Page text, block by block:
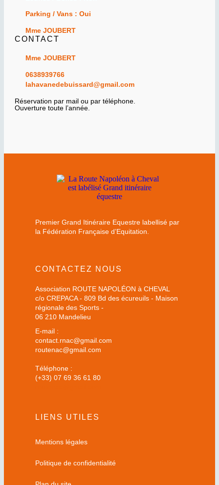
Parking / Vans : Oui
Mme JOUBERT
CONTACT
Mme JOUBERT
0638939766
lahavanedebuissard@gmail.com
Réservation par mail ou par téléphone.
Ouverture toute l’année.
Premier Grand Itinéraire Equestre labellisé par
la Fédération Française d’Equitation.
CONTACTEZ NOUS
Association ROUTE NAPOLÉON à CHEVAL
c/o CREPACA - 809 Bd des écureuils - Maison
régionale des Sports -
06 210 Mandelieu
E-mail :
contact.rnac@gmail.com
routenac@gmail.com
Téléphone :
(+33) 07 69 36 61 80
LIENS UTILES
Mentions légales
Politique de confidentialité